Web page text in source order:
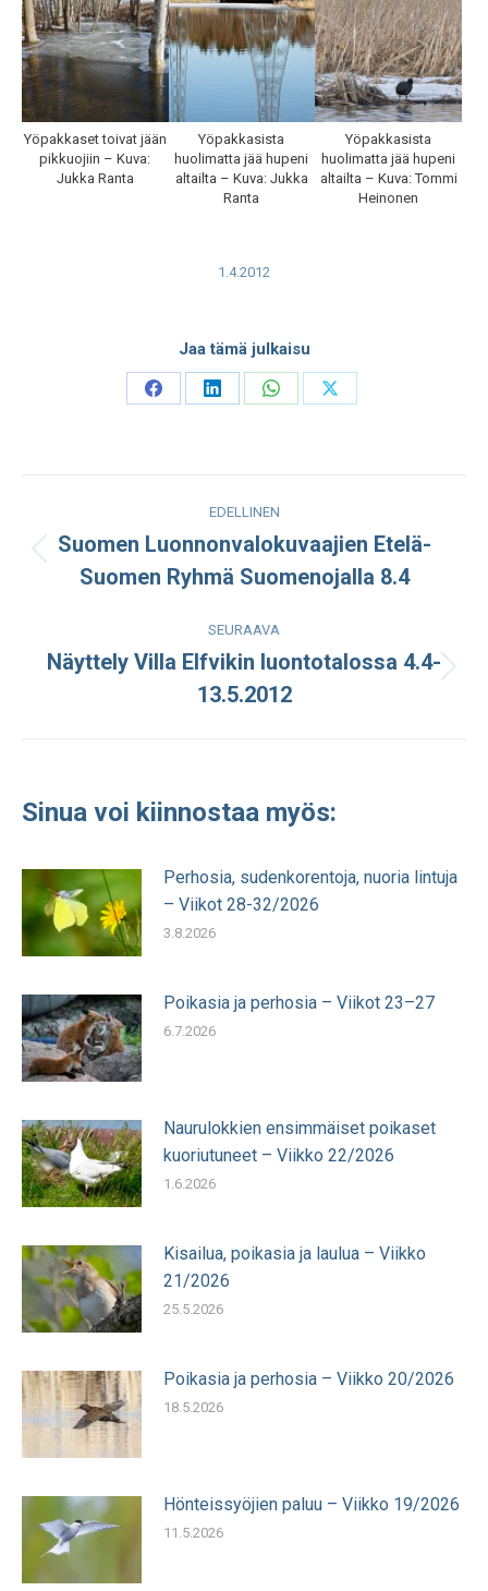
Yöpakkaset toivat jään
pikkuojiin – Kuva:
Jukka Ranta
Yöpakkasista
huolimatta jää hupeni
altailta – Kuva: Jukka
Ranta
Yöpakkasista
huolimatta jää hupeni
altailta – Kuva: Tommi
Heinonen
1.4.2012
Jaa tämä julkaisu
Share
Share
Share
Share
navigation
EDELLINEN
julkaisu:
Suomen Luonnonvalokuvaajien Etelä-
Suomen Ryhmä Suomenojalla 8.4
SEURAAVA
julkaisu:
Näyttely Villa Elfvikin luontotalossa 4.4-
13.5.2012
Sinua voi kiinnostaa myös:
Perhosia, sudenkorentoja, nuoria lintuja
– Viikot 28-32/2026
3.8.2026
Poikasia ja perhosia – Viikot 23–27
6.7.2026
Naurulokkien ensimmäiset poikaset
kuoriutuneet – Viikko 22/2026
1.6.2026
Kisailua, poikasia ja laulua – Viikko
21/2026
25.5.2026
Poikasia ja perhosia – Viikko 20/2026
18.5.2026
Hönteissyöjien paluu – Viikko 19/2026
11.5.2026